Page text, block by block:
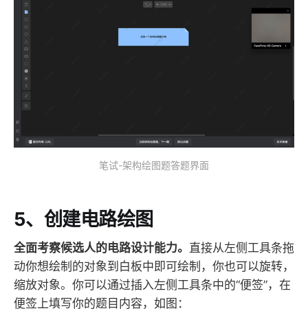
笔试-架构绘图题答题界面
5、创建电路绘图
全面考察候选人的电路设计能力。 直接从左侧工具条拖
动你想绘制的对象到白板中即可绘制，你也可以旋转，
缩放对象。你可以通过插入左侧工具条中的“便签”，在
便签上填写你的题目内容，如图：